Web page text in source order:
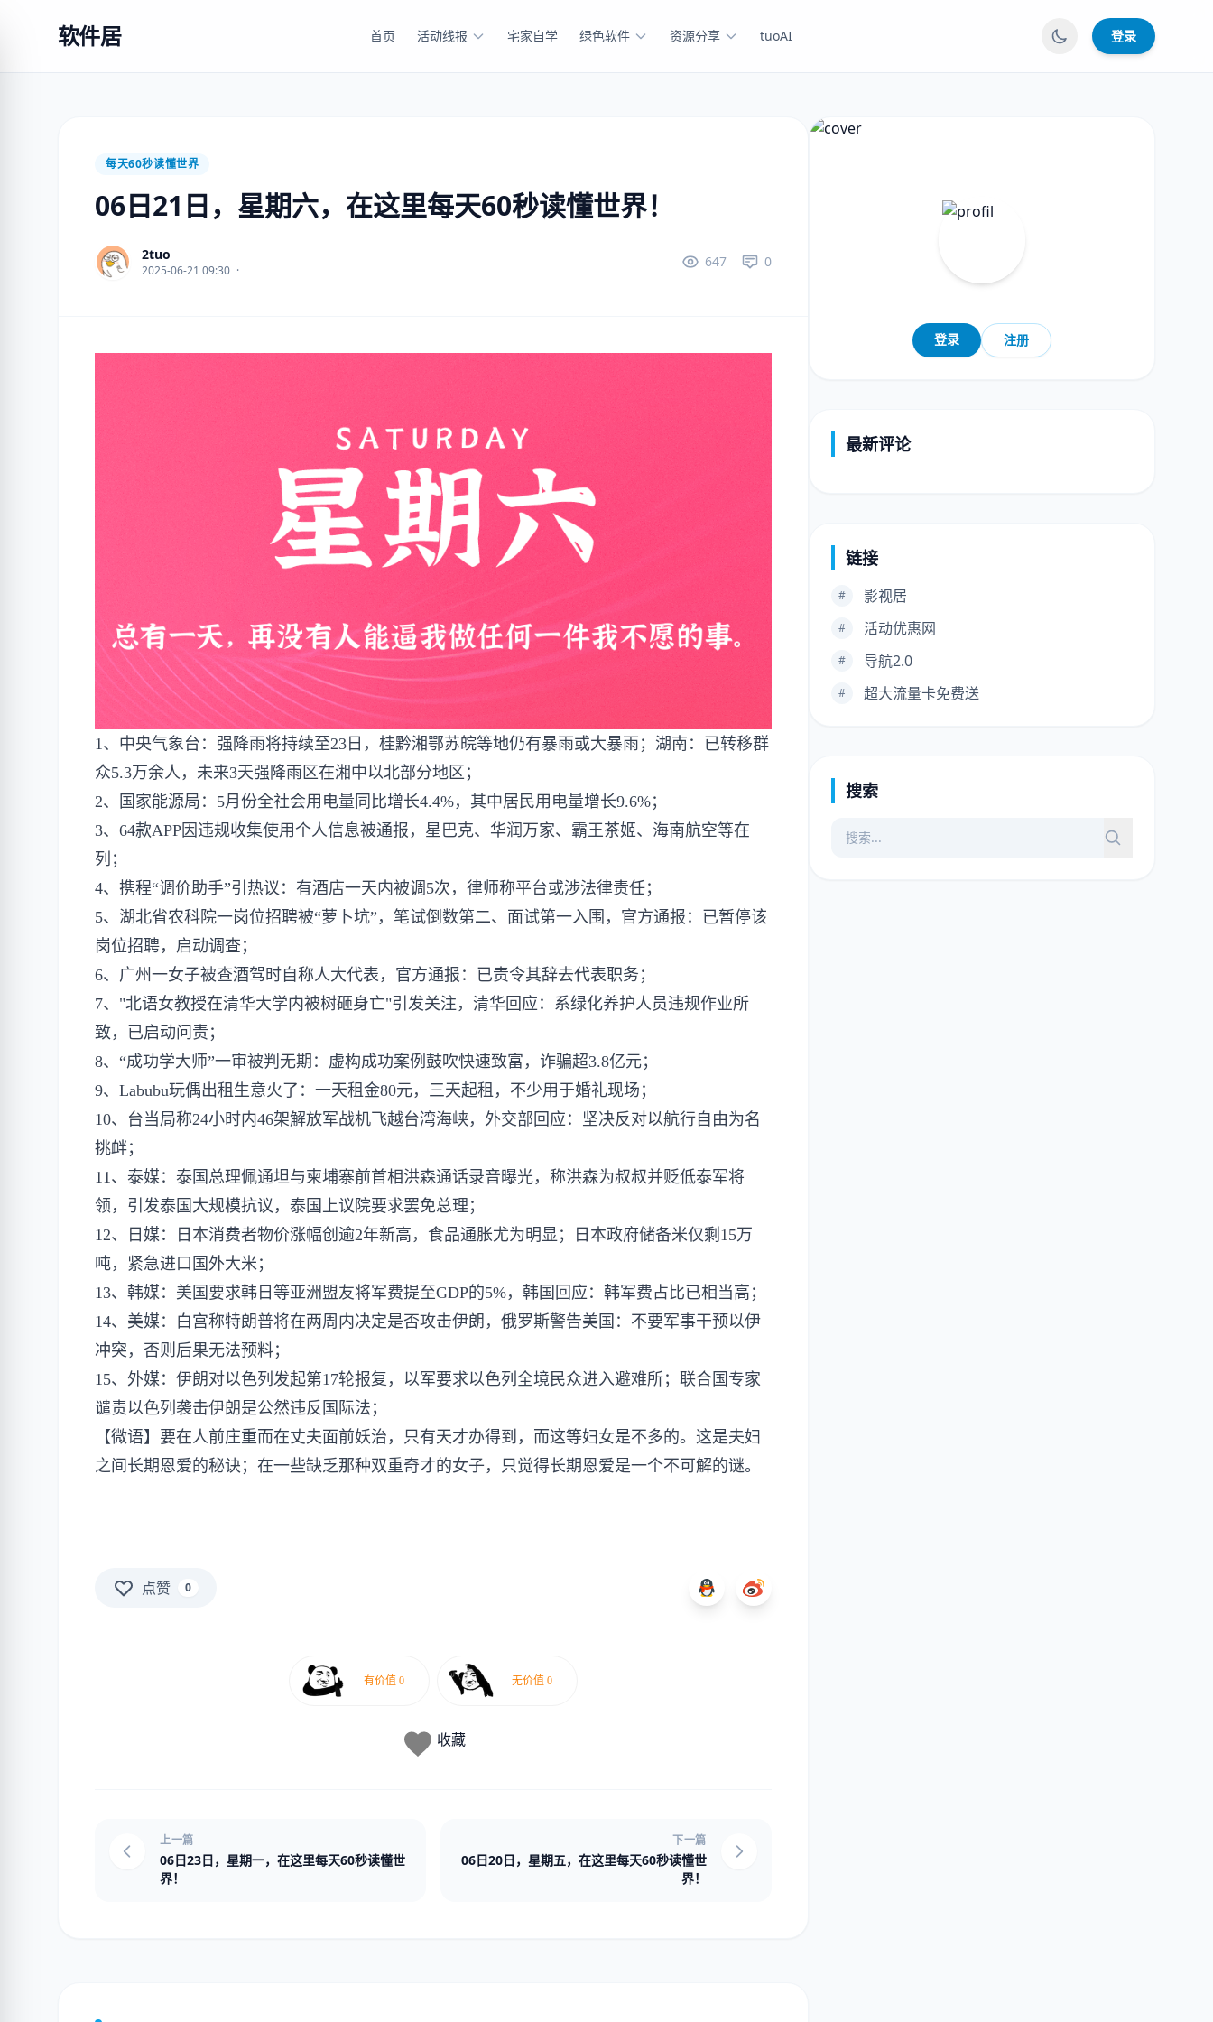
软件居 首页 活动线报 宅家自学 绿色软件 资源分享 tuoAI 登录
每天60秒读懂世界
06日21日，星期六，在这里每天60秒读懂世界！
2tuo
2025-06-21 09:30 ·
647 0
1、中央气象台：强降雨将持续至23日，桂黔湘鄂苏皖等地仍有暴雨或大暴雨；湖南：已转移群
众5.3万余人，未来3天强降雨区在湘中以北部分地区；
2、国家能源局：5月份全社会用电量同比增长4.4%，其中​​居民用电量增长9.6%；
3、64款APP因违规收集使用个人信息被通报，星巴克、华润万家、霸王茶姬、海南航空等在
列；
4、携程“调价助手”引热议：有酒店一天内被调5次，律师称平台或涉法律责任；
5、湖北省农科院一岗位招聘被“萝卜坑”，笔试倒数​​第二、面试第一​​入围，官方通报：已暂停​​该​​
岗位招聘，启动调查；
6、广州一女子被查酒驾时​​自称人大代表，官方通报：已​​责令其​​辞去代表职务；
7、​​"​​北语女教授在清华大学内被树砸身亡​​"​​引发关注，清华回应：系绿化养护人员违规作业所
致，已启动问责；
8、“成功学大师”一审被判无期：虚构成功案例鼓吹快速致富，诈骗超3.8亿元；
9、Labubu​​玩偶​​出租生意火了：一天租金80元，三天起租，不少用于婚礼现场；
10、台当局称24小时内46架解放军战机飞越台湾海峡，外交部回应：坚决反对以航行自由为名
挑衅；
11、泰媒：泰国总理佩通坦与柬埔寨前首相洪森通话录音曝光，称洪森为叔叔并贬低泰军将
领，引发泰国大规模抗议，泰国上议院要求罢免总理；
12、日媒：日本消费者物价涨幅创逾2年新高，食品通胀尤为明显；日本政府储备米仅剩15万
吨，紧急进口国外大米；
13、韩媒：美国​​要求韩日等亚洲盟友将军费提至GDP的5%​​，韩国回应：韩军费占比已相当高；
14、美媒：白宫称特朗普将在两周内决定是否攻击伊朗，俄罗斯警告美国：不要军事干预以伊
冲突，否则后果无法预料；
15、外媒：伊朗对以色列​​发起第17轮报复，以军要求以色列全境民众进入避难所；联合国专家
谴责以色列袭击伊朗是公然违反国际法；
【微语】要在人前庄重而在丈夫面前妖治，只有天才办得到，而这等妇女是不多的。这是夫妇
之间长期恩爱的秘诀；在一些缺乏那种双重奇才的女子，只觉得长期恩爱是一个不可解的谜。
点赞 0
收藏
上一篇
06日23日，星期一，在这里每天60秒读懂世
界！
下一篇
06日20日，星期五，在这里每天60秒读懂世
界！
登录 注册
最新评论
链接
# 影视居
# 活动优惠网
# 导航2.0
# 超大流量卡免费送
搜索